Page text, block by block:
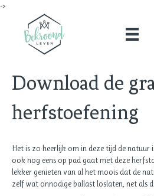
->
Download de
herfstoefening
Het is zo heerlijk om in deze tijd de natuur
ook nog eens op pad gaat met deze
lekker genieten van al het moois dat de
zelf wat onnodige ballast loslaten, net als